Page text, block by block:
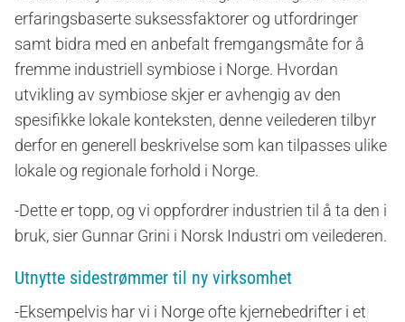
erfaringsbaserte suksessfaktorer og utfordringer
samt bidra med en anbefalt fremgangsmåte for å
fremme industriell symbiose i Norge. Hvordan
utvikling av symbiose skjer er avhengig av den
spesifikke lokale konteksten, denne veilederen tilbyr
derfor en generell beskrivelse som kan tilpasses ulike
lokale og regionale forhold i Norge.
-Dette er topp, og vi oppfordrer industrien til å ta den i
bruk, sier Gunnar Grini i Norsk Industri om veilederen.
Utnytte sidestrømmer til ny virksomhet
-Eksempelvis har vi i Norge ofte kjernebedrifter i et